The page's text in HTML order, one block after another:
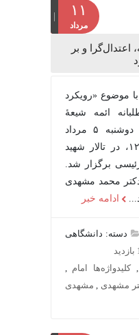
۱۱
مرداد
و بر
«رویکرد
شیعۀ
دوازده امامی» در تاریخ دوشنبه ۵ مرداد
ساعت ۱۰ تا ۱۲، در تالار شهید
شد.
مشهدی
خبر
دانشگاهی
امام,
,مشهدی